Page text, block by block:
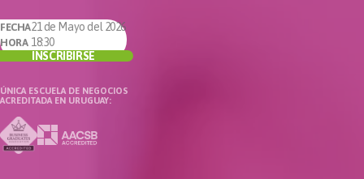
FECHA21 de Mayo del 2026
HORA 18:30
INSCRIBIRSE
ÚNICA ESCUELA DE NEGOCIOS
ACREDITADA EN URUGUAY: